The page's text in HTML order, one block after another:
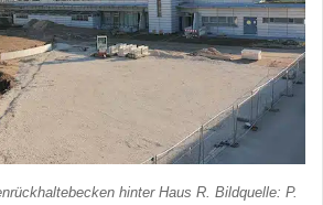
hinter Haus R. Bildquelle: P.